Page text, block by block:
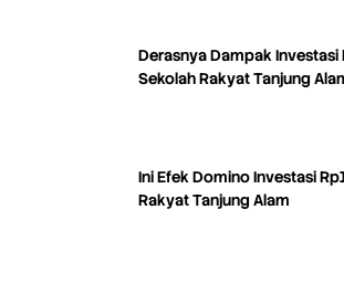
Derasnya Dampak Investasi
Sekolah Rakyat Tanjung
Ini Efek Domino Investasi
Rakyat Tanjung Alam